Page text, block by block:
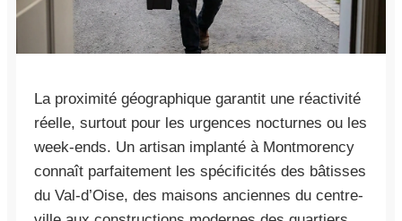
La proximité géographique garantit une réactivité
réelle, surtout pour les urgences nocturnes ou les
week-ends. Un artisan implanté à Montmorency
connaît parfaitement les spécificités des bâtisses
du Val-d’Oise, des maisons anciennes du centre-